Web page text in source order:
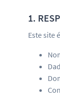
1.
Este site